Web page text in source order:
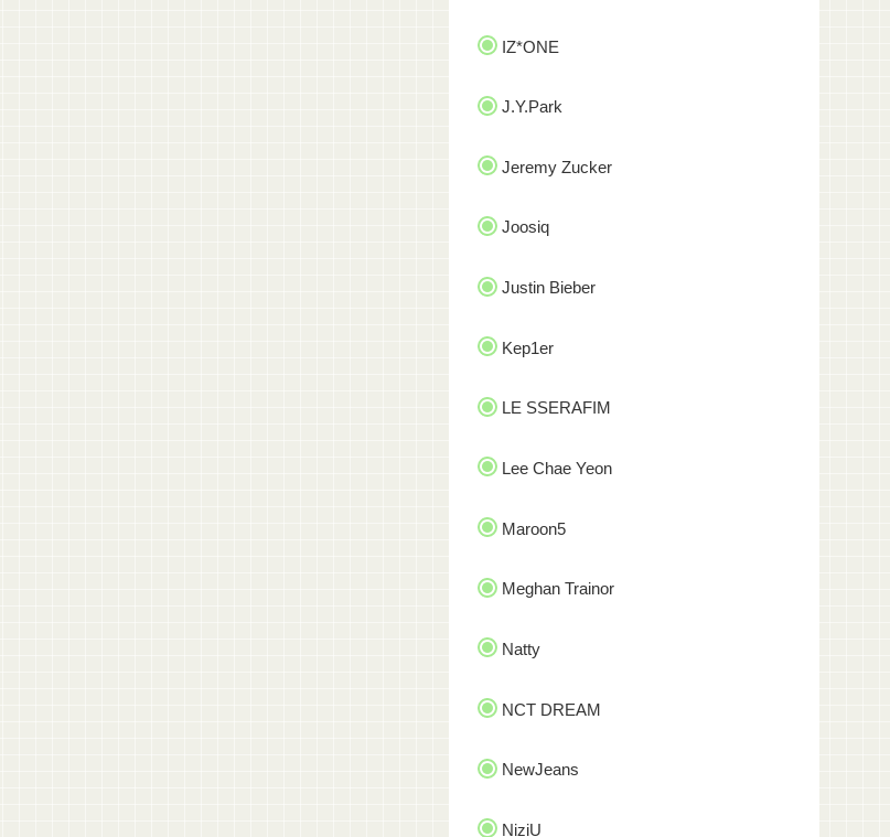
IZ*ONE
J.Y.Park
Jeremy Zucker
Joosiq
Justin Bieber
Kep1er
LE SSERAFIM
Lee Chae Yeon
Maroon5
Meghan Trainor
Natty
NCT DREAM
NewJeans
NiziU